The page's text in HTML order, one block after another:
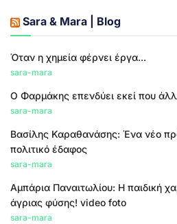
Sara & Mara | Blog
Όταν η χημεία φέρνει έργα...
sara-mara
Ο Φαρμάκης επενδύει εκεί που
sara-mara
Βασίλης Καραθανάσης: Ένα νέο
πολιτικό έδαφος
sara-mara
Αμπάρια Παναιτωλίου: Η παιδική
άγριας φύσης! video foto
sara-mara